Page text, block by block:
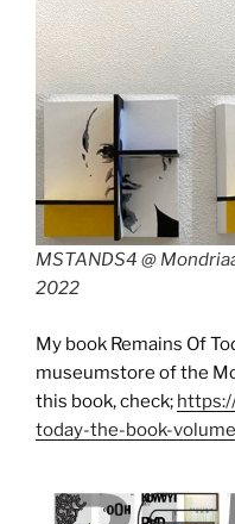
MSTANDS4 @
2022
My book Remains Of
museumstore of the
this book, check;
today-the-book-